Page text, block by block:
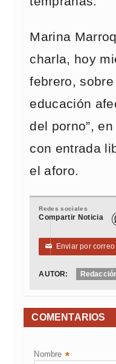
Marina
charla, hoy
febrero,
educación
del porno”,
con entrada
el aforo.
Redes sociales
Compartir Noticia
✉ Enviar por correo
AUTOR:
COMENTARIOS
Nombre *